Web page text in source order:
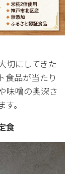
切にしてきた
食品が当たり
味噌の奥深さ
。
食